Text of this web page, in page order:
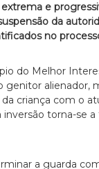
e
da
no
do Melhor
genitor
criança com o
torna-se a
a guarda